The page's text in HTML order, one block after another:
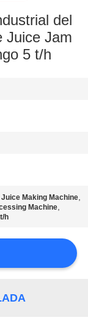
del
Juice Jam
5 t/h
Making Machine,
Machine,
h